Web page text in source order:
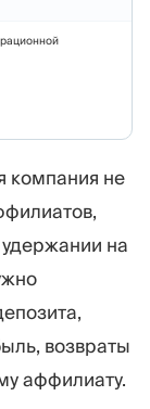
компания не
на
возвраты
аффилиату.